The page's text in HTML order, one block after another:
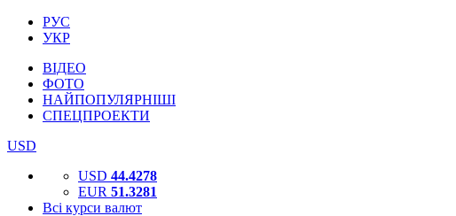
РУС
УКР
ВІДЕО
ФОТО
НАЙПОПУЛЯРНІШІ
СПЕЦПРОЕКТИ
USD
USD 44.4278
EUR 51.3281
Всі курси валют